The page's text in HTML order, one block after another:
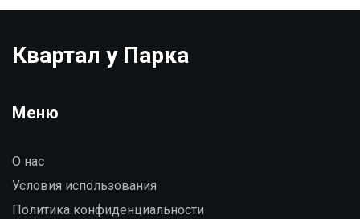
Квартал у Парка
Меню
О нас
Условия использования
Политика конфиденциальности